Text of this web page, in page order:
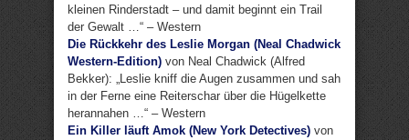
kleinen Rinderstadt – und damit beginnt ein Trail
der Gewalt …“ – Western
Die Rückkehr des Leslie Morgan (Neal Chadwick
Western-Edition) von Neal Chadwick (Alfred
Bekker): „Leslie kniff die Augen zusammen und sah
in der Ferne eine Reiterschar über die Hügelkette
herannahen …“ – Western
Ein Killer läuft Amok (New York Detectives) von